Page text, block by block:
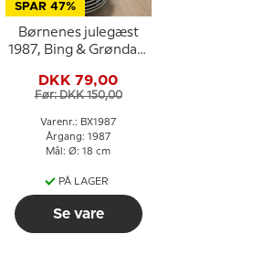
SPAR 47%
Børnenes julegæst
1987, Bing & Grøndahl
DKK 79,00
Før: DKK 150,00
Varenr.: BX1987
Årgang: 1987
Mål: Ø: 18 cm
PÅ LAGER
Se vare